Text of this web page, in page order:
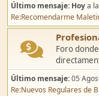
Último mensaje: Hoya
Re:Recomendarme
Foro
Último mensaje:05
Re:Nuevos Regulares de